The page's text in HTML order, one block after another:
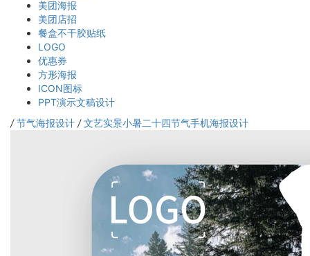
美团海报
美团店招
餐盒不干胶贴纸
LOGO
优惠券
方形海报
ICON图标
PPT演示文稿设计
/ 节气海报设计 / 文艺实景小暑二十四节气手机海报设计